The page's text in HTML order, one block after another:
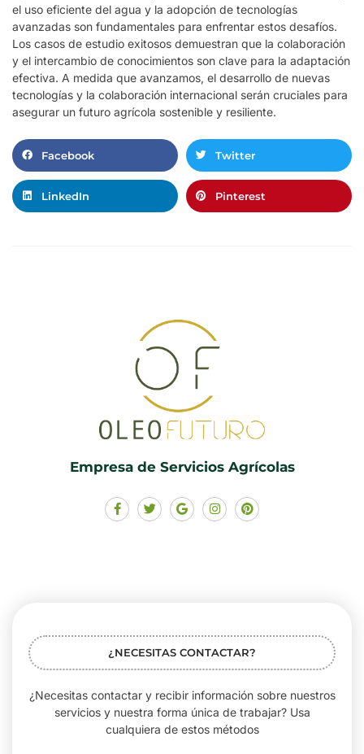
el uso eficiente del agua y la adopción de tecnologías
avanzadas son fundamentales para enfrentar estos desafíos.
Los casos de estudio exitosos demuestran que la colaboración
y el intercambio de conocimientos son clave para la adaptación
efectiva. A medida que avanzamos, el desarrollo de nuevas
tecnologías y la colaboración internacional serán cruciales para
asegurar un futuro agrícola sostenible y resiliente.
Facebook Twitter
LinkedIn Pinterest
Empresa de Servicios Agrícolas
¿NECESITAS CONTACTAR?
¿Necesitas contactar y recibir información sobre nuestros
servicios y nuestra forma única de trabajar? Usa
cualquiera de estos métodos